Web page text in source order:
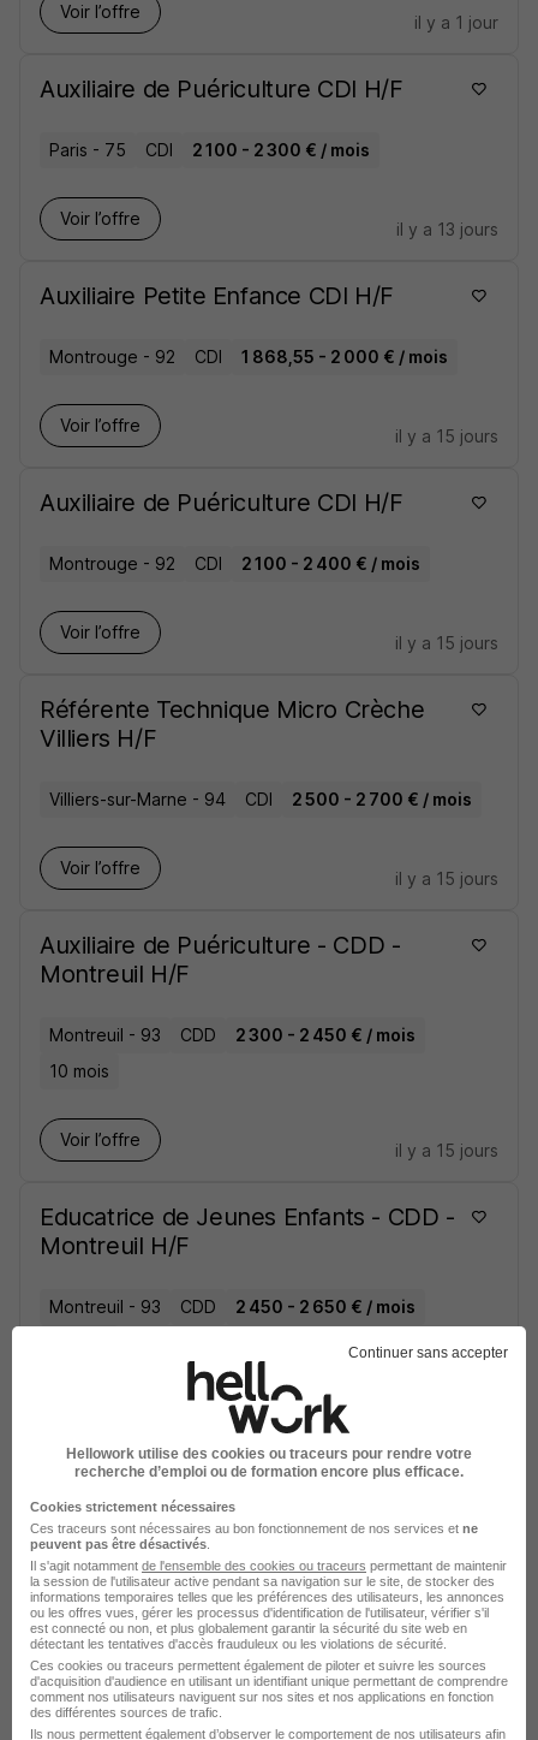
Voir l’offre
il y a 1 jour
Auxiliaire de Puériculture CDI H/F
Paris - 75 CDI 2 100 - 2 300 € / mois
Voir l’offre
il y a 13 jours
Auxiliaire Petite Enfance CDI H/F
Montrouge - 92 CDI 1 868,55 - 2 000 € / mois
Voir l’offre
il y a 15 jours
Auxiliaire de Puériculture CDI H/F
Montrouge - 92 CDI 2 100 - 2 400 € / mois
Voir l’offre
il y a 15 jours
Référente Technique Micro Crèche
Villiers H/F
Villiers-sur-Marne - 94 CDI 2 500 - 2 700 € / mois
Voir l’offre
il y a 15 jours
Auxiliaire de Puériculture - CDD -
Montreuil H/F
Montreuil - 93 CDD
2 300 - 2 450 € / mois
10 mois
Voir l’offre
il y a 15 jours
Educatrice de Jeunes Enfants - CDD -
Montreuil H/F
Montreuil - 93 CDD
2 450 - 2 650 € / mois
Auxiliaire Petite Enfance CDI H/F
Paris 20e - 75 CDI
Voir l’offre
il y a 16 jours
Auxiliaire Petite Enfance CDD H/F
Continuer sans accepter
Hellowork utilise des cookies ou traceurs pour rendre votre
recherche d’emploi ou de formation encore plus efficace.
Cookies strictement nécessaires
Ces traceurs sont nécessaires au bon fonctionnement de nos services et ne
peuvent pas être désactivés
Il s'agit notamment de l'ensemble des cookies ou traceurs permettant de maintenir
la session de l'utilisateur active pendant sa navigation sur le site, de stocker des
informations temporaires telles que les préférences des utilisateurs, les annonces
ou les offres vues, gérer les processus d'identification de l'utilisateur, vérifier s'il
est connecté ou non, et plus globalement garantir la sécurité du site web en
détectant les tentatives d'accès frauduleux ou les violations de sécurité.
Ces cookies ou traceurs permettent également de piloter et suivre les sources
d'acquisition d'audience en utilisant un identifiant unique permettant de comprendre
comment nos utilisateurs naviguent sur nos sites et nos applications en fonction
des différentes sources de trafic.
Ils nous permettent également d’observer le comportement de nos utilisateurs afin